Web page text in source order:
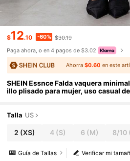
$12.10 -60% $30.19
Paga ahora, o en 4 pagos de $3.02
Ahorra$0.60 en este
SHEIN Essnce Falda vaquera
illo plisado para mujer, uso casual
Talla US
2 (XS) 4(S) 6 (M) 8/10
Verificar mi
Guía de Tallas